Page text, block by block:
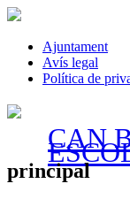
Ajuntament
Avís legal
Política de
CAN
principal